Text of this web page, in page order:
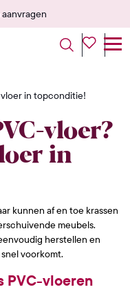
vloer in topconditie!
vloer?
in
kunnen af en toe krassen
meubels.
herstellen en
voorkomt.
PVC-vloeren